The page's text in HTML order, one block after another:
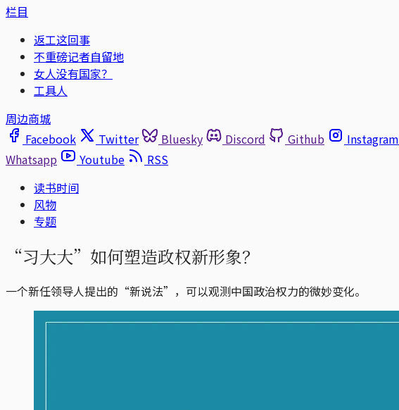
栏目
返工这回事
不重磅记者自留地
女人没有国家？
工具人
周边商城
Facebook
Twitter Bluesky Discord Github Instagram
Whatsapp
Youtube
RSS
读书时间
风物
专题
“习大大”如何塑造政权新形象？
一个新任领导人提出的“新说法”，可以观测中国政治权力的微妙变化。